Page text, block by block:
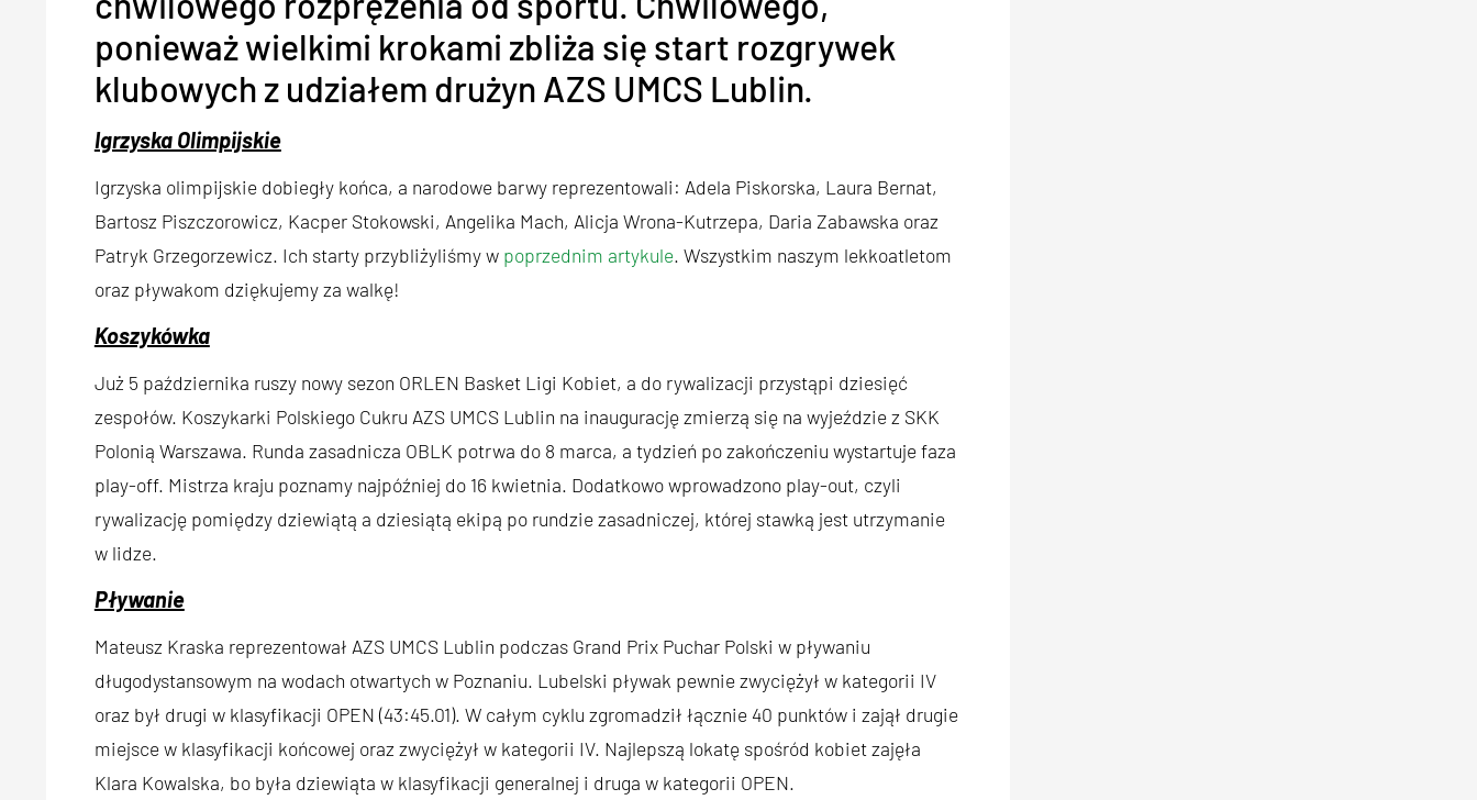
ponieważ wielkimi krokami zbliża się start rozgrywek
klubowych z udziałem drużyn AZS UMCS Lublin.
Igrzyska Olimpijskie
Igrzyska olimpijskie dobiegły końca, a narodowe barwy reprezentowali: Adela Piskorska, Laura Bernat,
Bartosz Piszczorowicz, Kacper Stokowski, Angelika Mach, Alicja Wrona-Kutrzepa, Daria Zabawska oraz
Patryk Grzegorzewicz. Ich starty przybliżyliśmy w poprzednim artykule. Wszystkim naszym lekkoatletom
oraz pływakom dziękujemy za walkę!
Koszykówka
Już 5 października ruszy nowy sezon ORLEN Basket Ligi Kobiet, a do rywalizacji przystąpi dziesięć
zespołów. Koszykarki Polskiego Cukru AZS UMCS Lublin na inaugurację zmierzą się na wyjeździe z SKK
Polonią Warszawa. Runda zasadnicza OBLK potrwa do 8 marca, a tydzień po zakończeniu wystartuje faza
play-off. Mistrza kraju poznamy najpóźniej do 16 kwietnia. Dodatkowo wprowadzono play-out, czyli
rywalizację pomiędzy dziewiątą a dziesiątą ekipą po rundzie zasadniczej, której stawką jest utrzymanie
w lidze.
Pływanie
Mateusz Kraska reprezentował AZS UMCS Lublin podczas Grand Prix Puchar Polski w pływaniu
długodystansowym na wodach otwartych w Poznaniu. Lubelski pływak pewnie zwyciężył w kategorii IV
oraz był drugi w klasyfikacji OPEN (43:45.01). W całym cyklu zgromadził łącznie 40 punktów i zajął drugie
miejsce w klasyfikacji końcowej oraz zwyciężył w kategorii IV. Najlepszą lokatę spośród kobiet zajęła
Klara Kowalska, bo była dziewiąta w klasyfikacji generalnej i druga w kategorii OPEN.